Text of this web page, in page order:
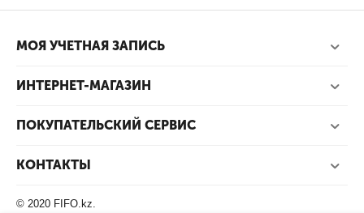
МОЯ УЧЕТНАЯ ЗАПИСЬ
ИНТЕРНЕТ-МАГАЗИН
ПОКУПАТЕЛЬСКИЙ СЕРВИС
КОНТАКТЫ
© 2020 FIFO.kz.